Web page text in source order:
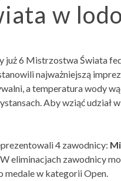
w
już 6 Mistrzostwa Świata
najważniejszą
a temperatura wody
Aby wziąć
4 zawodnicy:
eliminacjach zawodnicy
medale w kategorii Open.